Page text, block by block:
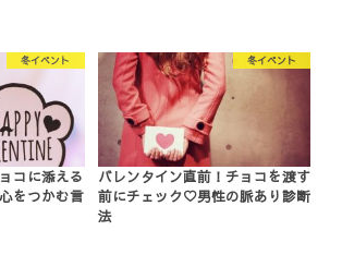
冬イベント
コに添える
をつかむ言
冬イベント
バレンタイン直前！チョコを渡す
前にチェック♡男性の脈あり診断
法